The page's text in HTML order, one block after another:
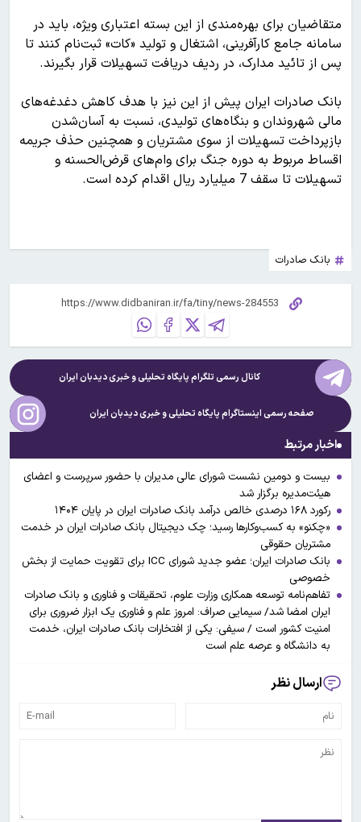
متقاضیان برای بهره‌مندی از این بسته اعتباری ویژه، باید در
سامانه جامع کارآفرینی، اشتغال و تولید «کات» ثبت‌نام کنند تا
پس از تائید مدارک، در ردیف دریافت تسهیلات قرار بگیرند.
بانک صادرات ایران پیش از این نیز با هدف کاهش دغدغه‌های
مالی شهروندان و بنگاه‌های تولیدی، نسبت به آسان‌شدن
بازپرداخت تسهیلات از سوی مشتریان و همچنین حذف جریمه
اقساط مربوط به دوره جنگ برای وام‌های قرض‌الحسنه و
تسهیلات تا سقف 7 میلیارد ریال اقدام کرده است.
بانک صادرات
کانال رسمی تلگرام پایگاه تحلیلی و خبریدیدبان ایران
صفحه رسمی اینستاگرام پایگاه تحلیلی و خبریدیدبان ایران
اخبار مرتبط
بیست و دومین نشست شورای عالی مدیران با حضور سرپرست و اعضای
هیئت‌مدیره برگزار شد
رکورد ۱۶۸ درصدی خالص درآمد بانک صادرات ایران در پایان ۱۴۰۴
«چکنو» به کسب‌وکارها رسید؛ چک دیجیتال بانک صادرات ایران در خدمت
مشتریان حقوقی
بانک صادرات ایران؛ عضو جدید شورای ICC برای تقویت حمایت از بخش
خصوصی
تفاهم‌نامه توسعه همکاری وزارت علوم، تحقیقات و فناوری و بانک صادرات
ایران امضا شد/ سیمایی صراف: امروز علم و فناوری یک ابزار ضروری برای
امنیت کشور است / سیفی: یکی از افتخارات بانک صادرات ایران، خدمت
به دانشگاه و عرصه علم است
ارسال نظر